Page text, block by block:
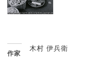
作家
木村 伊兵衛